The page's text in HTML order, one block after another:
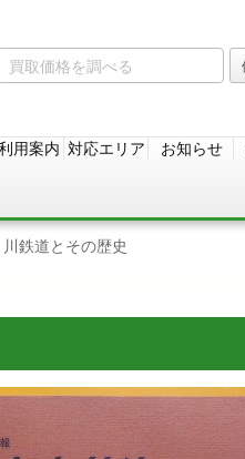
用案内 対応エリア お知らせ
鉄道とその歴史